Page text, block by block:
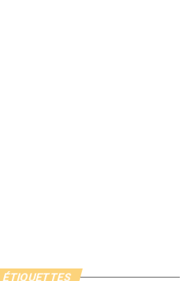
ÉTIQUETTES